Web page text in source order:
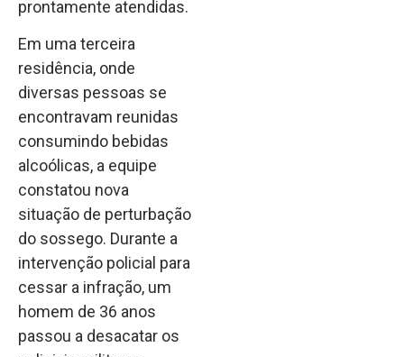
prontamente atendidas.
Em uma terceira
residência, onde
diversas pessoas se
encontravam reunidas
consumindo bebidas
alcoólicas, a equipe
constatou nova
situação de perturbação
do sossego. Durante a
intervenção policial para
cessar a infração, um
homem de 36 anos
passou a desacatar os